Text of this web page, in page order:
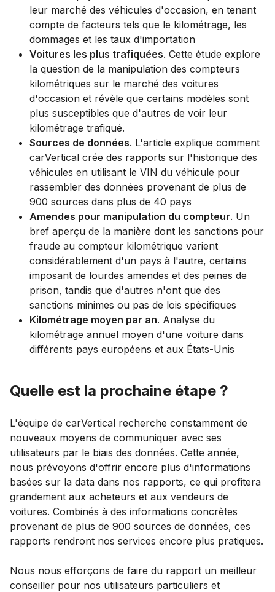
leur marché des véhicules d'occasion, en tenant
compte de facteurs tels que le kilométrage, les
dommages et les taux d'importation
Voitures les plus trafiquées. Cette étude explore
la question de la manipulation des compteurs
kilométriques sur le marché des voitures
d'occasion et révèle que certains modèles sont
plus susceptibles que d'autres de voir leur
kilométrage trafiqué.
Sources de données. L'article explique comment
carVertical crée des rapports sur l'historique des
véhicules en utilisant le VIN du véhicule pour
rassembler des données provenant de plus de
900 sources dans plus de 40 pays
Amendes pour manipulation du compteur. Un
bref aperçu de la manière dont les sanctions pour
fraude au compteur kilométrique varient
considérablement d'un pays à l'autre, certains
imposant de lourdes amendes et des peines de
prison, tandis que d'autres n'ont que des
sanctions minimes ou pas de lois spécifiques
Kilométrage moyen par an. Analyse du
kilométrage annuel moyen d'une voiture dans
différents pays européens et aux États-Unis
Quelle est la prochaine étape ?
L'équipe de carVertical recherche constamment de
nouveaux moyens de communiquer avec ses
utilisateurs par le biais des données. Cette année,
nous prévoyons d'offrir encore plus d'informations
basées sur la data dans nos rapports, ce qui profitera
grandement aux acheteurs et aux vendeurs de
voitures. Combinés à des informations concrètes
provenant de plus de 900 sources de données, ces
rapports rendront nos services encore plus pratiques.
Nous nous efforçons de faire du rapport un meilleur
conseiller pour nos utilisateurs particuliers et